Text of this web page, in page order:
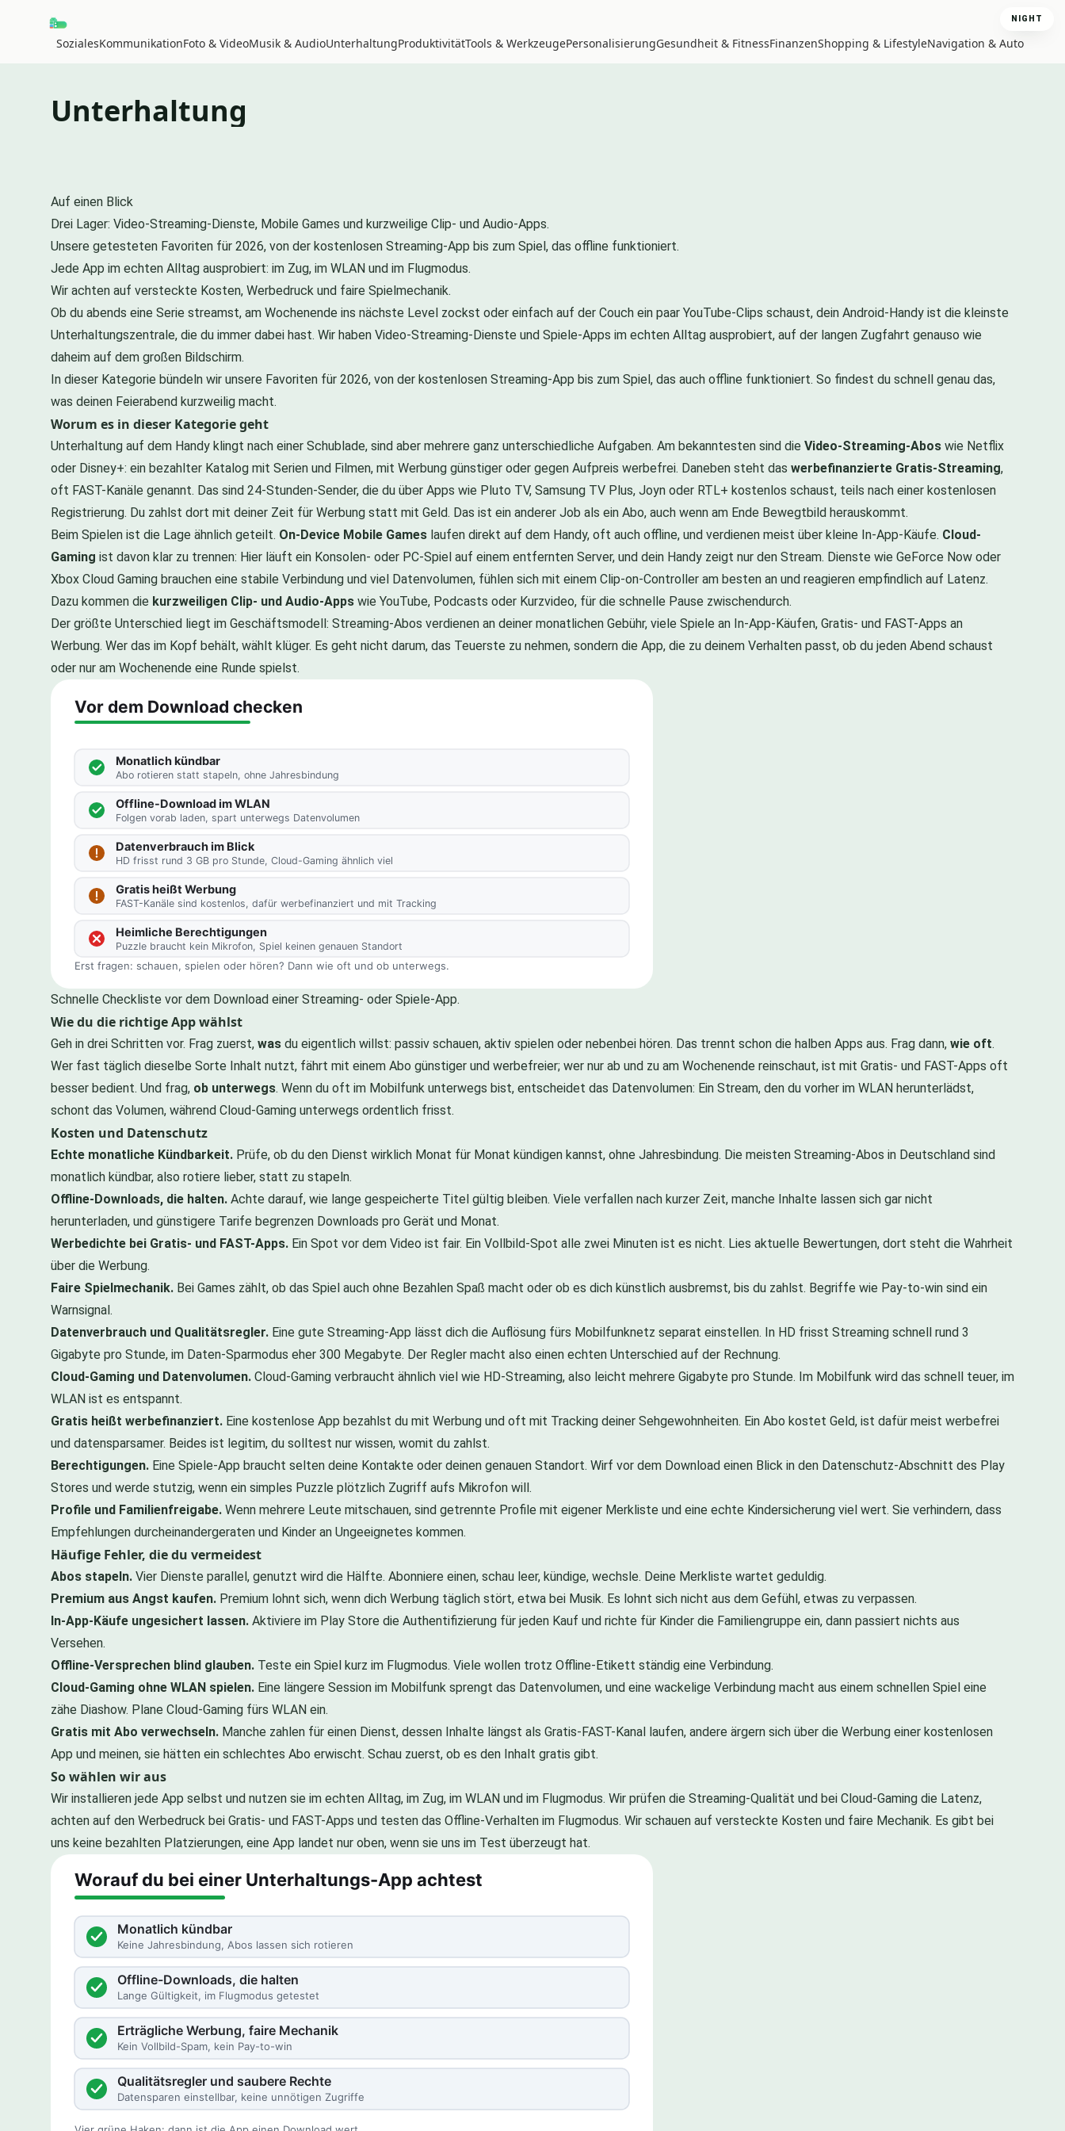
SozialesKommunikationFoto & VideoMusik & AudioUnterhaltungProduktivitätTools & WerkzeugePersonalisierungGesundheit & FitnessFinanzenShopping & LifestyleNavigation & Auto
NIGHT
Unterhaltung
Auf einen Blick
Drei Lager: Video-Streaming-Dienste, Mobile Games und kurzweilige Clip- und Audio-Apps.
Unsere getesteten Favoriten für 2026, von der kostenlosen Streaming-App bis zum Spiel, das offline funktioniert.
Jede App im echten Alltag ausprobiert: im Zug, im WLAN und im Flugmodus.
Wir achten auf versteckte Kosten, Werbedruck und faire Spielmechanik.
Ob du abends eine Serie streamst, am Wochenende ins nächste Level zockst oder einfach auf der Couch ein paar YouTube-Clips schaust, dein Android-Handy ist die kleinste
Unterhaltungszentrale, die du immer dabei hast. Wir haben Video-Streaming-Dienste und Spiele-Apps im echten Alltag ausprobiert, auf der langen Zugfahrt genauso wie
daheim auf dem großen Bildschirm.
In dieser Kategorie bündeln wir unsere Favoriten für 2026, von der kostenlosen Streaming-App bis zum Spiel, das auch offline funktioniert. So findest du schnell genau das,
was deinen Feierabend kurzweilig macht.
Worum es in dieser Kategorie geht
Unterhaltung auf dem Handy klingt nach einer Schublade, sind aber mehrere ganz unterschiedliche Aufgaben. Am bekanntesten sind die Video-Streaming-Abos wie Netflix
oder Disney+: ein bezahlter Katalog mit Serien und Filmen, mit Werbung günstiger oder gegen Aufpreis werbefrei. Daneben steht das werbefinanzierte Gratis-Streaming,
oft FAST-Kanäle genannt. Das sind 24-Stunden-Sender, die du über Apps wie Pluto TV, Samsung TV Plus, Joyn oder RTL+ kostenlos schaust, teils nach einer kostenlosen
Registrierung. Du zahlst dort mit deiner Zeit für Werbung statt mit Geld. Das ist ein anderer Job als ein Abo, auch wenn am Ende Bewegtbild herauskommt.
Beim Spielen ist die Lage ähnlich geteilt. On-Device Mobile Games laufen direkt auf dem Handy, oft auch offline, und verdienen meist über kleine In-App-Käufe. Cloud-
Gaming ist davon klar zu trennen: Hier läuft ein Konsolen- oder PC-Spiel auf einem entfernten Server, und dein Handy zeigt nur den Stream. Dienste wie GeForce Now oder
Xbox Cloud Gaming brauchen eine stabile Verbindung und viel Datenvolumen, fühlen sich mit einem Clip-on-Controller am besten an und reagieren empfindlich auf Latenz.
Dazu kommen die kurzweiligen Clip- und Audio-Apps wie YouTube, Podcasts oder Kurzvideo, für die schnelle Pause zwischendurch.
Der größte Unterschied liegt im Geschäftsmodell: Streaming-Abos verdienen an deiner monatlichen Gebühr, viele Spiele an In-App-Käufen, Gratis- und FAST-Apps an
Werbung. Wer das im Kopf behält, wählt klüger. Es geht nicht darum, das Teuerste zu nehmen, sondern die App, die zu deinem Verhalten passt, ob du jeden Abend schaust
oder nur am Wochenende eine Runde spielst.
Schnelle Checkliste vor dem Download einer Streaming- oder Spiele-App.
Wie du die richtige App wählst
Geh in drei Schritten vor. Frag zuerst, was du eigentlich willst: passiv schauen, aktiv spielen oder nebenbei hören. Das trennt schon die halben Apps aus. Frag dann, wie oft.
Wer fast täglich dieselbe Sorte Inhalt nutzt, fährt mit einem Abo günstiger und werbefreier; wer nur ab und zu am Wochenende reinschaut, ist mit Gratis- und FAST-Apps oft
besser bedient. Und frag, ob unterwegs. Wenn du oft im Mobilfunk unterwegs bist, entscheidet das Datenvolumen: Ein Stream, den du vorher im WLAN herunterlädst,
schont das Volumen, während Cloud-Gaming unterwegs ordentlich frisst.
Kosten und Datenschutz
Echte monatliche Kündbarkeit. Prüfe, ob du den Dienst wirklich Monat für Monat kündigen kannst, ohne Jahresbindung. Die meisten Streaming-Abos in Deutschland sind
monatlich kündbar, also rotiere lieber, statt zu stapeln.
Offline-Downloads, die halten. Achte darauf, wie lange gespeicherte Titel gültig bleiben. Viele verfallen nach kurzer Zeit, manche Inhalte lassen sich gar nicht
herunterladen, und günstigere Tarife begrenzen Downloads pro Gerät und Monat.
Werbedichte bei Gratis- und FAST-Apps. Ein Spot vor dem Video ist fair. Ein Vollbild-Spot alle zwei Minuten ist es nicht. Lies aktuelle Bewertungen, dort steht die Wahrheit
über die Werbung.
Faire Spielmechanik. Bei Games zählt, ob das Spiel auch ohne Bezahlen Spaß macht oder ob es dich künstlich ausbremst, bis du zahlst. Begriffe wie Pay-to-win sind ein
Warnsignal.
Datenverbrauch und Qualitätsregler. Eine gute Streaming-App lässt dich die Auflösung fürs Mobilfunknetz separat einstellen. In HD frisst Streaming schnell rund 3
Gigabyte pro Stunde, im Daten-Sparmodus eher 300 Megabyte. Der Regler macht also einen echten Unterschied auf der Rechnung.
Cloud-Gaming und Datenvolumen. Cloud-Gaming verbraucht ähnlich viel wie HD-Streaming, also leicht mehrere Gigabyte pro Stunde. Im Mobilfunk wird das schnell teuer, im
WLAN ist es entspannt.
Gratis heißt werbefinanziert. Eine kostenlose App bezahlst du mit Werbung und oft mit Tracking deiner Sehgewohnheiten. Ein Abo kostet Geld, ist dafür meist werbefrei
und datensparsamer. Beides ist legitim, du solltest nur wissen, womit du zahlst.
Berechtigungen. Eine Spiele-App braucht selten deine Kontakte oder deinen genauen Standort. Wirf vor dem Download einen Blick in den Datenschutz-Abschnitt des Play
Stores und werde stutzig, wenn ein simples Puzzle plötzlich Zugriff aufs Mikrofon will.
Profile und Familienfreigabe. Wenn mehrere Leute mitschauen, sind getrennte Profile mit eigener Merkliste und eine echte Kindersicherung viel wert. Sie verhindern, dass
Empfehlungen durcheinandergeraten und Kinder an Ungeeignetes kommen.
Häufige Fehler, die du vermeidest
Abos stapeln. Vier Dienste parallel, genutzt wird die Hälfte. Abonniere einen, schau leer, kündige, wechsle. Deine Merkliste wartet geduldig.
Premium aus Angst kaufen. Premium lohnt sich, wenn dich Werbung täglich stört, etwa bei Musik. Es lohnt sich nicht aus dem Gefühl, etwas zu verpassen.
In-App-Käufe ungesichert lassen. Aktiviere im Play Store die Authentifizierung für jeden Kauf und richte für Kinder die Familiengruppe ein, dann passiert nichts aus
Versehen.
Offline-Versprechen blind glauben. Teste ein Spiel kurz im Flugmodus. Viele wollen trotz Offline-Etikett ständig eine Verbindung.
Cloud-Gaming ohne WLAN spielen. Eine längere Session im Mobilfunk sprengt das Datenvolumen, und eine wackelige Verbindung macht aus einem schnellen Spiel eine
zähe Diashow. Plane Cloud-Gaming fürs WLAN ein.
Gratis mit Abo verwechseln. Manche zahlen für einen Dienst, dessen Inhalte längst als Gratis-FAST-Kanal laufen, andere ärgern sich über die Werbung einer kostenlosen
App und meinen, sie hätten ein schlechtes Abo erwischt. Schau zuerst, ob es den Inhalt gratis gibt.
So wählen wir aus
Wir installieren jede App selbst und nutzen sie im echten Alltag, im Zug, im WLAN und im Flugmodus. Wir prüfen die Streaming-Qualität und bei Cloud-Gaming die Latenz,
achten auf den Werbedruck bei Gratis- und FAST-Apps und testen das Offline-Verhalten im Flugmodus. Wir schauen auf versteckte Kosten und faire Mechanik. Es gibt bei
uns keine bezahlten Platzierungen, eine App landet nur oben, wenn sie uns im Test überzeugt hat.